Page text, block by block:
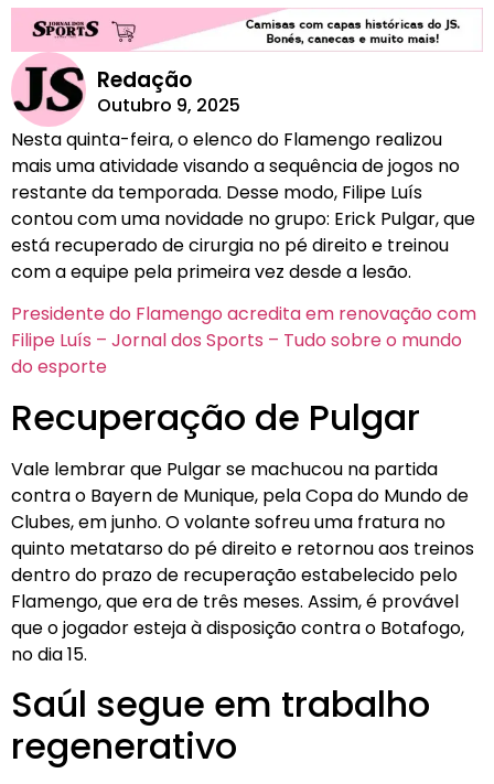
Redação
Outubro 9, 2025
Nesta quinta-feira, o elenco do Flamengo realizou
mais uma atividade visando a sequência de jogos no
restante da temporada. Desse modo, Filipe Luís
contou com uma novidade no grupo: Erick Pulgar, que
está recuperado de cirurgia no pé direito e treinou
com a equipe pela primeira vez desde a lesão.
Presidente do Flamengo acredita em renovação com
Filipe Luís – Jornal dos Sports – Tudo sobre o mundo
do esporte
Recuperação de Pulgar
Vale lembrar que Pulgar se machucou na partida
contra o Bayern de Munique, pela Copa do Mundo de
Clubes, em junho. O volante sofreu uma fratura no
quinto metatarso do pé direito e retornou aos treinos
dentro do prazo de recuperação estabelecido pelo
Flamengo, que era de três meses. Assim, é provável
que o jogador esteja à disposição contra o Botafogo,
no dia 15.
Saúl segue em trabalho
regenerativo